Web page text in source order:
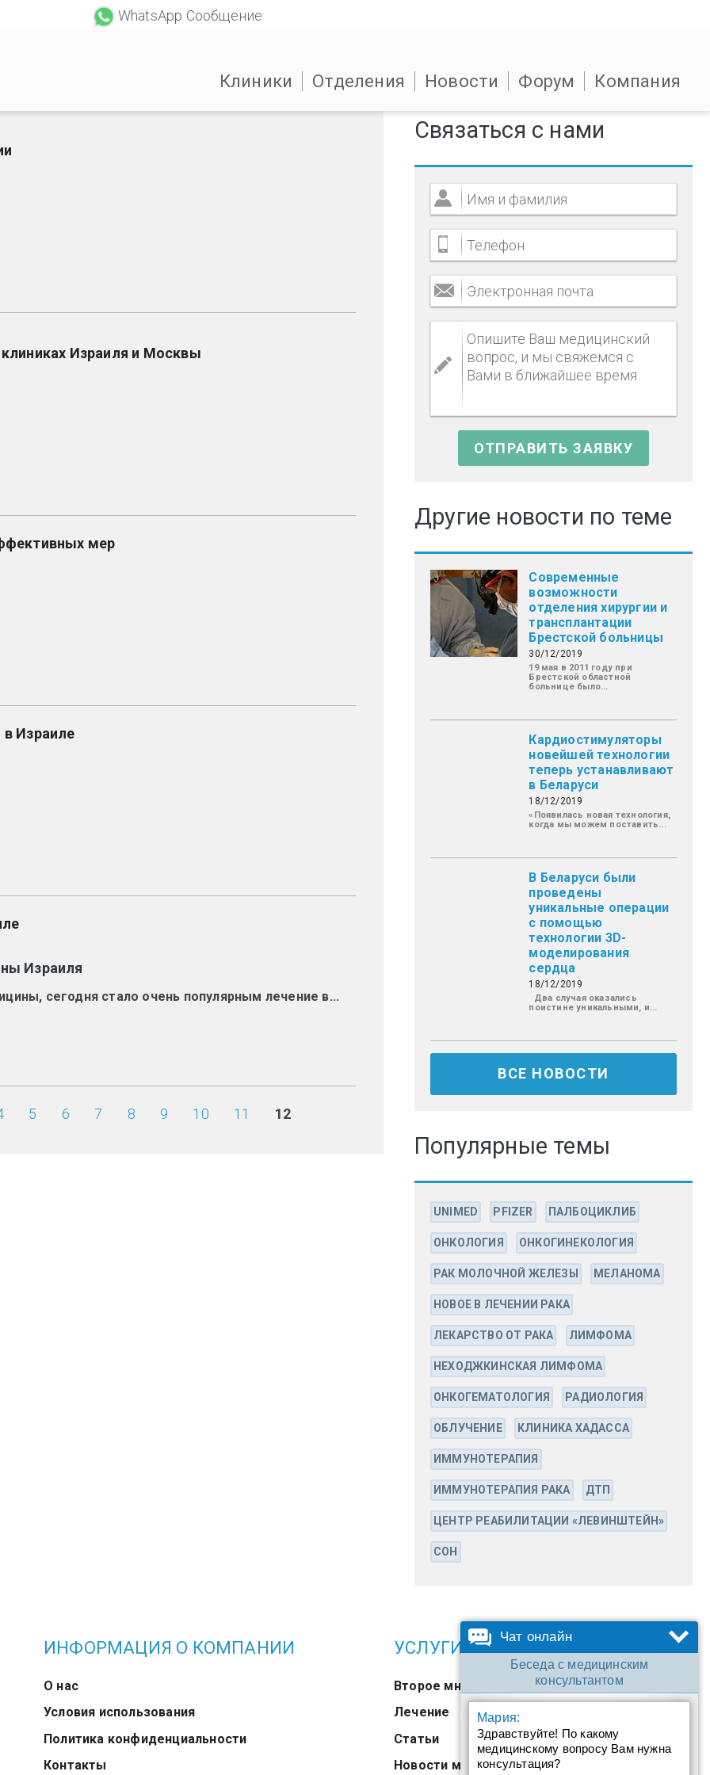
WhatsApp Сообщение
Клиники Отделения Новости Форум Компания
Израиля и Москвы
мер
Израиле
Израиля
сегодня стало очень популярным лечение в...
5 6 7 8 9 10 11 12
Связаться с нами
Другие новости по теме
Современные
возможности
отделения хирургии и
трансплантации
Брестской больницы
30/12/2019
19 мая в 2011 году при
Брестской областной
больнице было...
Кардиостимуляторы
новейшей технологии
теперь устанавливают
в Беларуси
18/12/2019
«Появилась новая технология,
когда мы можем поставить...
В Беларуси были
проведены
уникальные операции
с помощью
технологии 3D-
моделирования
сердца
18/12/2019
Два случая оказались
поистине уникальными, и...
ВСЕ НОВОСТИ
Популярные темы
UNIMED PFIZER ПАЛБОЦИКЛИБ
ОНКОЛОГИЯ ОНКОГИНЕКОЛОГИЯ
РАК МОЛОЧНОЙ ЖЕЛЕЗЫ МЕЛАНОМА
НОВОЕ В ЛЕЧЕНИИ РАКА
ЛЕКАРСТВО ОТ РАКА ЛИМФОМА
НЕХОДЖКИНСКАЯ ЛИМФОМА
ОНКОГЕМАТОЛОГИЯ РАДИОЛОГИЯ
ОБЛУЧЕНИЕ КЛИНИКА ХАДАССА
ИММУНОТЕРАПИЯ
ИММУНОТЕРАПИЯ РАКА ДТП
ЦЕНТР РЕАБИЛИТАЦИИ «ЛЕВИНШТЕЙН»
СОН
УСЛУГИ
Второе мнение
Лечение
Статьи
Новости медицины
ИНФОРМАЦИЯ О КОМПАНИИ
О нас
Условия использования
Политика конфиденциальности
Контакты
Чат онлайн
Беседа с медицинским
консультантом
Мария:
Здравствуйте! По какому
медицинскому вопросу Вам нужна
консультация?